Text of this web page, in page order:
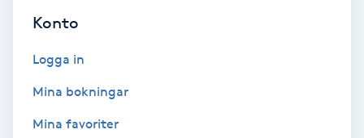
Medicinsk massage
Konto
Logga in
Mina bokningar
Mina favoriter